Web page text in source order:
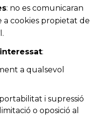
: no es comunicaran
a cookies propietat de
:
a qualsevol
i supressió
o oposició al